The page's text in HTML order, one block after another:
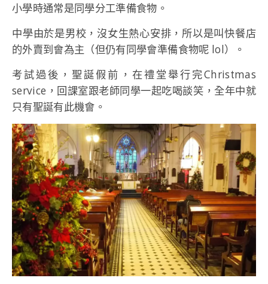
小學時通常是同學分工準備食物。
中學由於是男校，沒女生熱心安排，所以是叫快餐店
的外賣到會為主（但仍有同學會準備食物呢 lol）。
考試過後，聖誕假前，在禮堂舉行完Christmas
service，回課室跟老師同學一起吃喝談笑，全年中就
只有聖誕有此機會。